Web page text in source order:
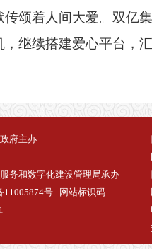
着人间大爱。双亿集
继续搭建爱心平台，
府主办
务和数字化建设管理局承办
11005874号 网站标识码